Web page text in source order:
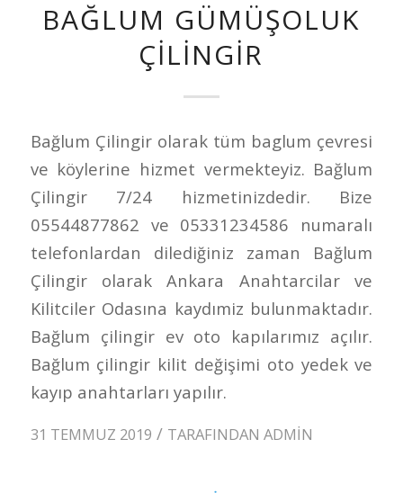
BAĞLUM GÜMÜŞOLUK
ÇILINGIR
Bağlum Çilingir olarak tüm baglum çevresi
ve köylerine hizmet vermekteyiz. Bağlum
Çilingir 7/24 hizmetinizdedir. Bize
05544877862 ve 05331234586 numaralı
telefonlardan dilediğiniz zaman Bağlum
Çilingir olarak Ankara Anahtarcilar ve
Kilitciler Odasına kaydımiz bulunmaktadır.
Bağlum çilingir ev oto kapılarımız açılır.
Bağlum çilingir kilit değişimi oto yedek ve
kayıp anahtarları yapılır.
31 TEMMUZ 2019 / TARAFINDAN ADMIN